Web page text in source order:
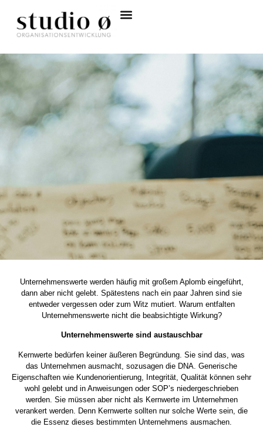
Unternehmenswerte müssen
authentisch sein. Sonst funktioniert
es nicht.
Unternehmenswerte werden häufig mit großem Aplomb eingeführt,
dann aber nicht gelebt. Spätestens nach ein paar Jahren sind sie
entweder vergessen oder zum Witz mutiert. Warum entfalten
Unternehmenswerte nicht die beabsichtigte Wirkung?
Unternehmenswerte sind austauschbar
Kernwerte bedürfen keiner äußeren Begründung. Sie sind das, was
das Unternehmen ausmacht, sozusagen die DNA. Generische
Eigenschaften wie Kundenorientierung, Integrität, Qualität können sehr
wohl gelebt und in Anweisungen oder SOP’s niedergeschrieben
werden. Sie müssen aber nicht als Kernwerte im Unternehmen
verankert werden. Denn Kernwerte sollten nur solche Werte sein, die
die Essenz dieses bestimmten Unternehmens ausmachen.